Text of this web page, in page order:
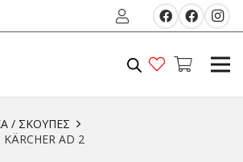
/ ΣΚΟΥΠΕΣ
AD 2